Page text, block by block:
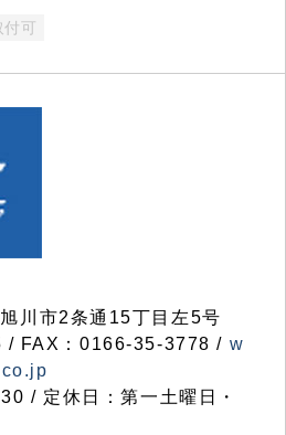
付可
川市2条通15丁目左5号
/ FAX：0166-35-3778 / w
/ 定休日：第一土曜日・